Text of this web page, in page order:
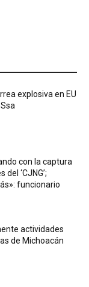
explosiva en EU
con la captura
‘CJNG’;
funcionario
actividades
de Michoacán